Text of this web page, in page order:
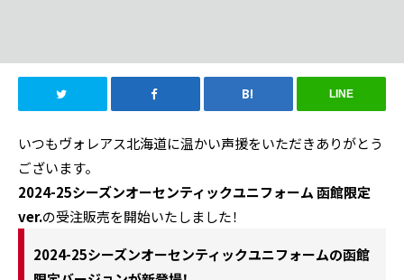
LINE
いつもヴォレアス北海道に温かい声援をいただきありがとう
ございます。
2024-25シーズンオーセンティックユニフォーム 函館限定
ver.の受注販売を開始いたしました！
2024-25シーズンオーセンティックユニフォームの函館